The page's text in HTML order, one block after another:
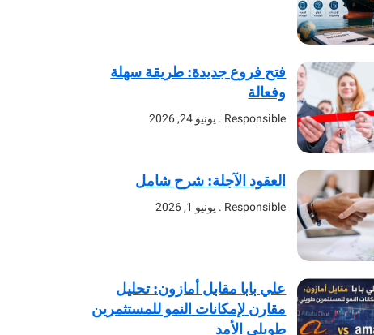
فتح فروع جديدة: طريقة سهلة
وفعالة
Responsible يونيو 24, 2026
العقود الآجلة: شرح شامل
Responsible يونيو 1, 2026
علي بابا مقابل أمازون: تحليل
مقارن لإمكانات النمو للمستثمرين
طويلي الأمد